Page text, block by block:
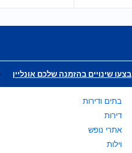
בצעו שינויים בהזמנה שלכם אונליין
בתים ודירות
דירות
אתרי נופש
וילות